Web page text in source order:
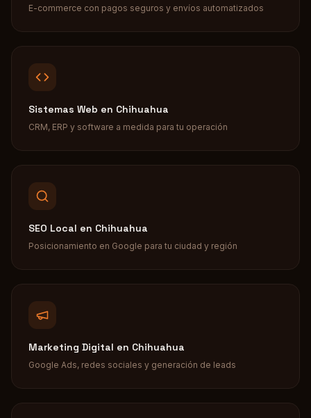
E-commerce con pagos seguros y envíos automatizados
Sistemas Web en Chihuahua
CRM, ERP y software a medida para tu operación
SEO Local en Chihuahua
Posicionamiento en Google para tu ciudad y región
Marketing Digital en Chihuahua
Google Ads, redes sociales y generación de leads